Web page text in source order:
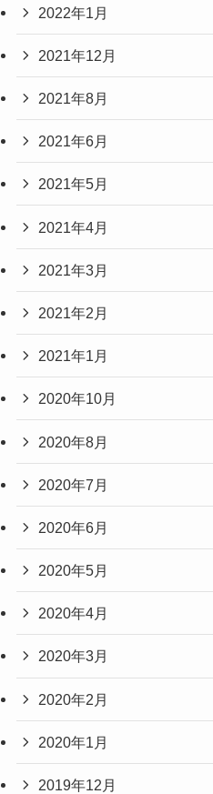
2022年1月
2021年12月
2021年8月
2021年6月
2021年5月
2021年4月
2021年3月
2021年2月
2021年1月
2020年10月
2020年8月
2020年7月
2020年6月
2020年5月
2020年4月
2020年3月
2020年2月
2020年1月
2019年12月